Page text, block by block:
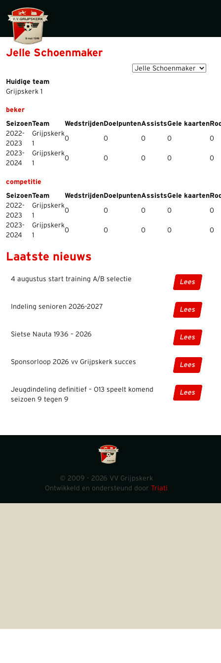
Jelle Schoenmaker
Huidige team
Grijpskerk 1
beker
SeizoenTeam Wedstrijden DoelpuntenAssistsGele kaarten
2022-
2023
Grijpskerk
1
0 0 0 0 0
2023-
2024
Grijpskerk
1
0 0 0 0 0
competitie
SeizoenTeam Wedstrijden DoelpuntenAssistsGele kaarten
2022-
2023
Grijpskerk
1
0 0 0 0 0
2023-
2024
Grijpskerk
1
0 0 0 0 0
Laatste nieuws
4 augustus start training A/B selectie Lees
Indeling senioren 2026-2027 Lees
Sietse Nauta 1936 – 2026 Lees
Sponsorloop 2026 vv Grijpskerk succes Lees
Jeugdindeling definitief – O13 speelt komend
seizoen 9 tegen 9
Lees
© 2009 - 2026 VV Grijpskerk
Ontwikkeld en ondersteund door Triati